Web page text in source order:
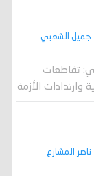
جميل الشعبي
تقاطعات
وارتدادات الأزمة
ناصر المشارع